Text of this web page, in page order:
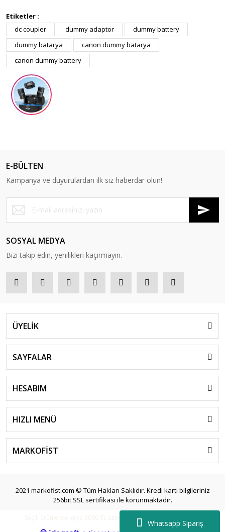
Whatsapp Sipariş
Etiketler :
dc coupler
dummy adaptor
dummy battery
dummy batarya
canon dummy batarya
canon dummy battery
E-BÜLTEN
Kampanya ve duyurulardan ilk siz haberdar olun!
SOSYAL MEDYA
Bizi takip edin, yenilikleri kaçırmayın.
ÜYELİK
SAYFALAR
HESABIM
HIZLI MENÜ
MARKOFİST
2021 markofist.com © Tüm Hakları Saklıdır. Kredi kartı bilgileriniz
256bit SSL sertifikası ile korunmaktadır.
Seçili ürünlerde veya 3000 TL üzeri siparişlerde ücretsiz kargo.